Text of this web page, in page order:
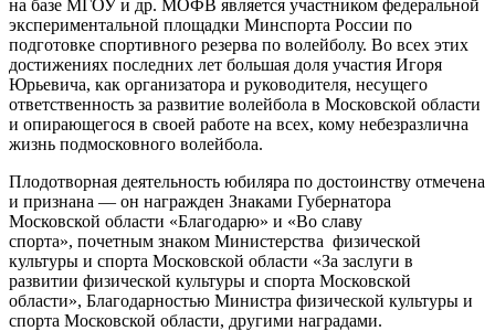
на базе МГОУ и др. МОФВ является участником федеральной
экспериментальной площадки Минспорта России по
подготовке спортивного резерва по волейболу. Во всех этих
достижениях последних лет большая доля участия Игоря
Юрьевича, как организатора и руководителя, несущего
ответственность за развитие волейбола в Московской области
и опирающегося в своей работе на всех, кому небезразлична
жизнь подмосковного волейбола.
Плодотворная деятельность юбиляра по достоинству отмечена
и признана — он награжден Знаками Губернатора
Московской области «Благодарю» и «Во славу
спорта», почетным знаком Министерства физической
культуры и спорта Московской области «За заслуги в
развитии физической культуры и спорта Московской
области», Благодарностью Министра физической культуры и
спорта Московской области, другими наградами.